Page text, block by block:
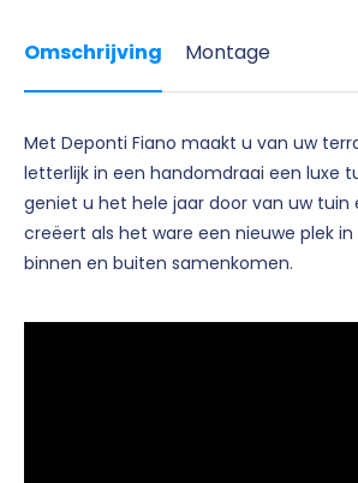
Omschrijving Montage
Met Deponti Fiano maakt u van uw
letterlijk in een handomdraai een luxe
geniet u het hele jaar door van uw tuin
creëert als het ware een nieuwe plek in
binnen en buiten samenkomen.